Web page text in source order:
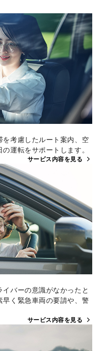
を考慮したルート案内、空
運転をサポートします。
サービス内容を見る
バーの意識がなかったと
早く緊急車両の要請や、警
サービス内容を見る